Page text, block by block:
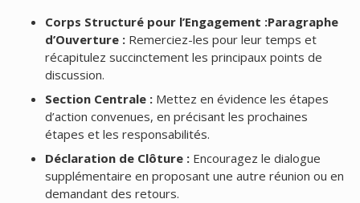
Corps Structuré pour l’Engagement :Paragraphe
d’Ouverture :Remerciez-les pour leur temps et
récapitulez succinctement les principaux points de
discussion.
Section Centrale :Mettez en évidence les étapes
d’action convenues, en précisant les prochaines
étapes et les responsabilités.
Déclaration de Clôture :Encouragez le dialogue
supplémentaire en proposant une autre réunion ou en
demandant des retours.